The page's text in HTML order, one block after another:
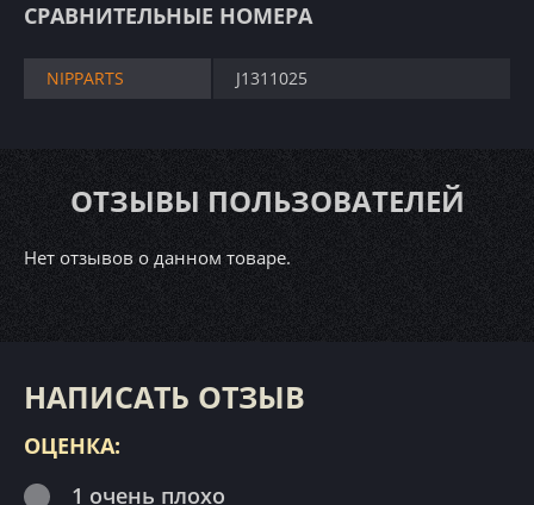
СРАВНИТЕЛЬНЫЕ НОМЕРА
NIPPARTS J1311025
ОТЗЫВЫ ПОЛЬЗОВАТЕЛЕЙ
Нет отзывов о данном товаре.
НАПИСАТЬ ОТЗЫВ
ОЦЕНКА:
1 очень плохо